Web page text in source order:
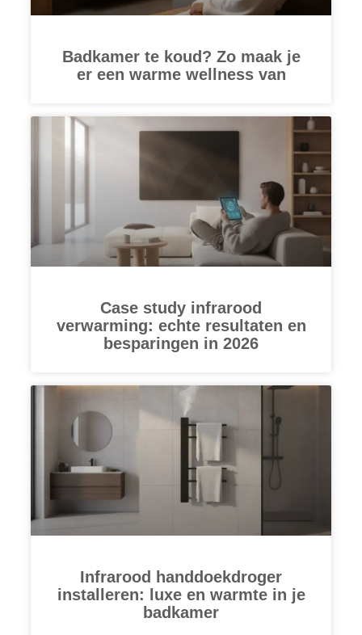
Badkamer te koud? Zo maak je
er een warme wellness van
Case study infrarood
verwarming: echte resultaten en
besparingen in 2026
Infrarood handdoekdroger
installeren: luxe en warmte in je
badkamer